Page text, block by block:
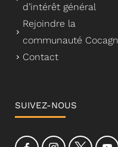
d’intérêt général
Rejoindre la
communauté
Contact
SUIVEZ-NOUS